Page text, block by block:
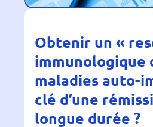
Obtenir un «
immunologique
maladies auto-
clé d’une
longue durée ?